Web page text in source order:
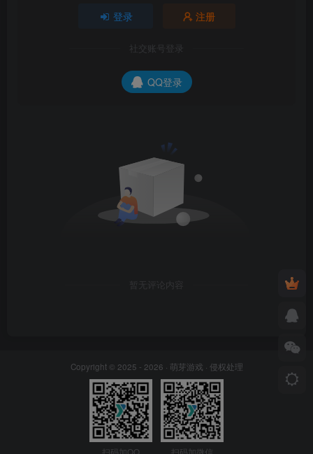
登录 注册
社交账号登录
QQ登录
暂无评论内容
Copyright © 2025 - 2026 · 萌芽游戏 · 侵权处理